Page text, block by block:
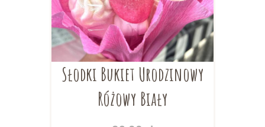
Słodki Bukiet Urodzinowy
Różowy Biały